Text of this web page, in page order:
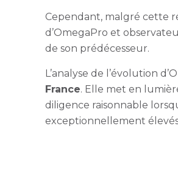
Cependant, malgré cette
d’OmegaPro et
de son prédécesseur.
L’analyse de l’évolution
France. Elle met en
diligence raisonnable
exceptionnellement